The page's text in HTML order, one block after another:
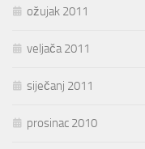
ožujak 2011
veljača 2011
siječanj 2011
prosinac 2010